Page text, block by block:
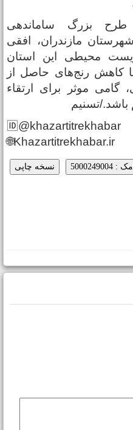
بزرگ ساماندهی
مازندران، افقی
محیطی این استان
رنج‌های حاصل از
موثر برای ارتقاء
تسنیم
🆔@khazartitrekhabar
🌐Khazartitrekhabar.ir
نسخه چاپی